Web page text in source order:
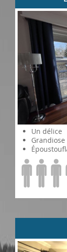
Un délice
Grandiose